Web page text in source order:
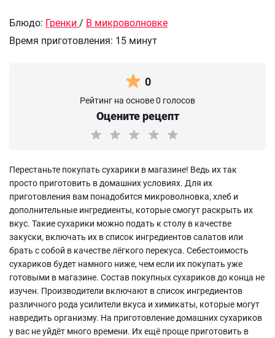
Блюдо: Гренки / В микроволновке
Время приготовления: 15 минут
0
Рейтинг на основе 0 голосов
Оцените рецепт
Перестаньте покупать сухарики в магазине! Ведь их так
просто приготовить в домашних условиях. Для их
приготовления вам понадобится микроволновка, хлеб и
дополнительные ингредиенты, которые смогут раскрыть их
вкус. Такие сухарики можно подать к столу в качестве
закуски, включать их в список ингредиентов салатов или
брать с собой в качестве лёгкого перекуса. Себестоимость
сухариков будет намного ниже, чем если их покупать уже
готовыми в магазине. Состав покупных сухариков до конца не
изучен. Производители включают в список ингредиентов
различного рода усилители вкуса и химикаты, которые могут
навредить организму. На приготовление домашних сухариков
у вас не уйдёт много времени. Их ещё проще приготовить в